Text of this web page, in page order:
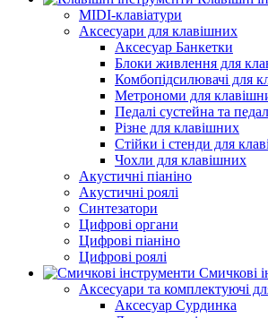
MIDI-клавіатури
Аксесуари для клавішних
Аксесуар Банкетки
Блоки живлення для
Комбопідсилювачі для
Метрономи для
Педалі сустейна та
Різне для клавішних
Стійки і стенди для
Чохли для клавішних
Акустичні піаніно
Акустичні роялі
Синтезатори
Цифрові органи
Цифрові піаніно
Цифрові роялі
Смичкові
Аксесуари та комплектуючі
Аксесуар Сурдинка